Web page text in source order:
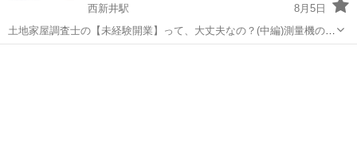
西新井駅
8月5日
土地家屋調査士の【未経験開業】って、大丈夫なの？(中編)測量機の操
作も購入も悩ましい。。😑実務の進め方と心構え。想像力と対応力。